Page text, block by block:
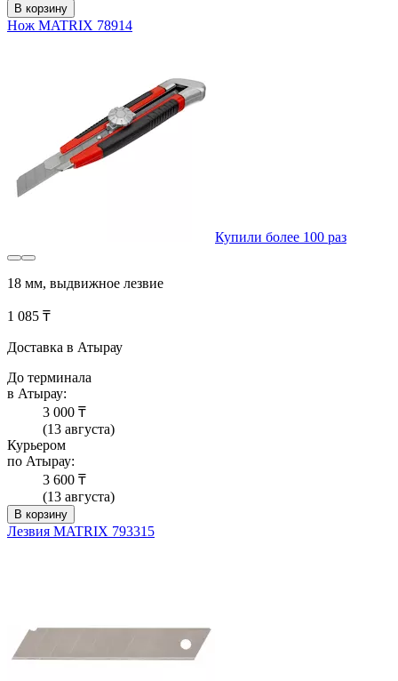
В корзину
Нож MATRIX 78914
Купили более 100 раз
18 мм, выдвижное лезвие
1 085 ₸
Доставка в Атырау
До терминала
в Атырау:
3 000 ₸
(13 августа)
Курьером
по Атырау:
3 600 ₸
(13 августа)
В корзину
Лезвия MATRIX 793315